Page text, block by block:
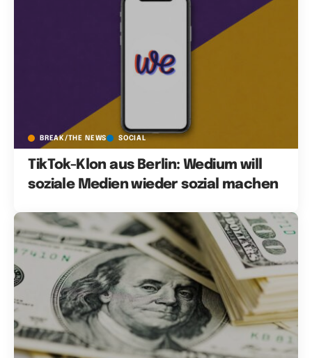
BREAK/THE NEWS SOCIAL
TikTok-Klon aus Berlin: Wedium will
soziale Medien wieder sozial machen